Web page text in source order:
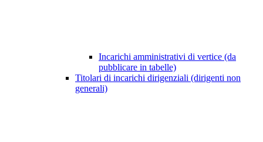
Incarichi amministrativi di vertice (da
pubblicare in tabelle)
Titolari di incarichi dirigenziali (dirigenti non
generali)